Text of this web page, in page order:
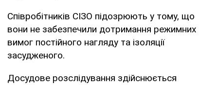
Співробітників СІЗО підозрюють у тому, що
вони не забезпечили дотримання режимних
вимог постійного нагляду та ізоляції
засудженого.
Досудове розслідування здійснюється